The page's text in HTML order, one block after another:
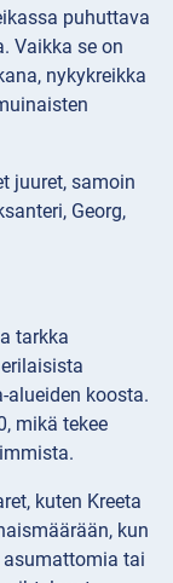
puhuttava
Vaikka se on
nykykreikka
juuret, samoin
Georg,
tarkka
koosta.
mikä tekee
kuten Kreeta
kun
tai